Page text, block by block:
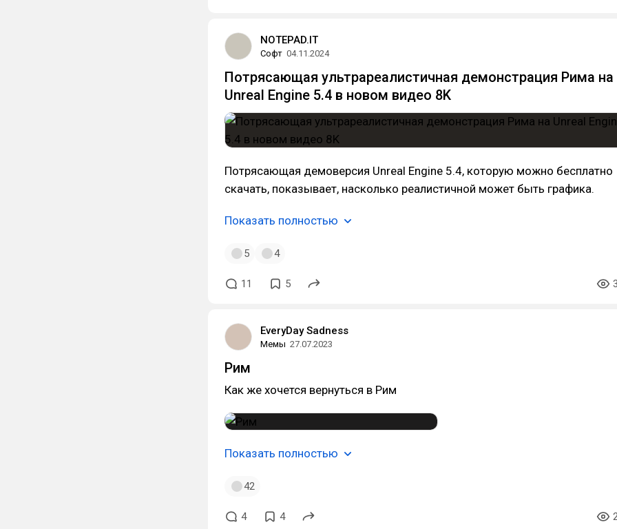
NOTEPAD.IT
Софт 04.11.2024
Потрясающая ультрареалистичная демонстрация Рима на
Unreal Engine 5.4 в новом видео 8K
Потрясающая демоверсия Unreal Engine 5.4, которую можно бесплатно
скачать, показывает, насколько реалистичной может быть графика.
Показать полностью
5 4
11 5
EveryDay Sadness
Мемы 27.07.2023
Рим
Как же хочется вернуться в Рим
Показать полностью
42
4 4